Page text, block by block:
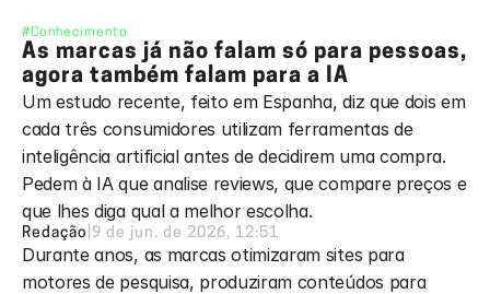
#Conhecimento
As marcas já não falam só para pessoas,
agora também falam para a IA
Um estudo recente, feito em Espanha, diz que dois em
cada três consumidores utilizam ferramentas de
inteligência artificial antes de decidirem uma compra.
Pedem à IA que analise reviews, que compare preços e
que lhes diga qual a melhor escolha.
Redação 9 de jun. de 2026, 12:51
Durante anos, as marcas otimizaram sites para
motores de pesquisa, produziram conteúdos para